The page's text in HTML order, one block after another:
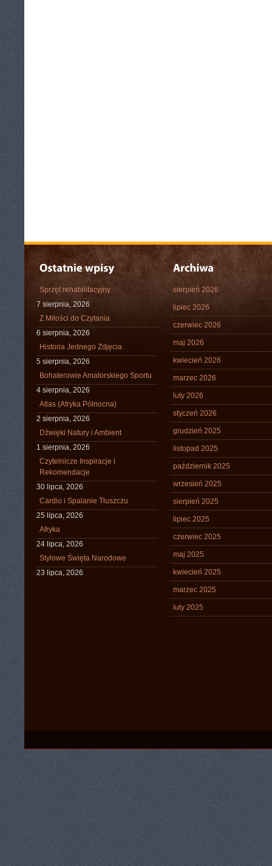
Sprzęt rehabilitacyjny
7 sierpnia, 2026
Z Miłości do Czytania
6 sierpnia, 2026
Historia Jednego Zdjęcia
5 sierpnia, 2026
Bohaterowie Amatorskiego Sportu
4 sierpnia, 2026
Atlas (Afryka Północna)
2 sierpnia, 2026
Dźwięki Natury i Ambient
1 sierpnia, 2026
Czytelnicze Inspiracje i
Rekomendacje
30 lipca, 2026
Cardio i Spalanie Tłuszczu
25 lipca, 2026
Afryka
24 lipca, 2026
Stylowe Święta Narodowe
23 lipca, 2026
sierpień 2026
lipiec 2026
czerwiec 2026
maj 2026
kwiecień 2026
marzec 2026
luty 2026
styczeń 2026
grudzień 2025
listopad 2025
październik 2025
wrzesień 2025
sierpień 2025
lipiec 2025
czerwiec 2025
maj 2025
kwiecień 2025
marzec 2025
luty 2025